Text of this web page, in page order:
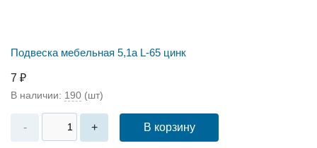
Подвеска мебельная 5,1а L-65 цинк
7 ₽
В наличии: 190 (шт)
- + В корзину